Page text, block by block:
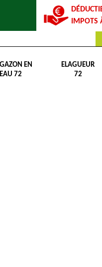
IMPOTS
EN
72
ELAGUEUR
72